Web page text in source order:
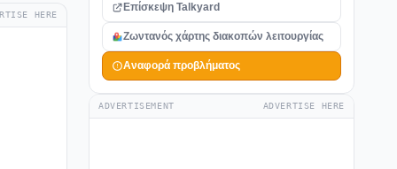
HERE
Επίσκεψη Talkyard
Ζωντανός χάρτης διακοπών λειτουργίας
Αναφορά προβλήματος
ADVERTISEMENT ADVERTISE HERE